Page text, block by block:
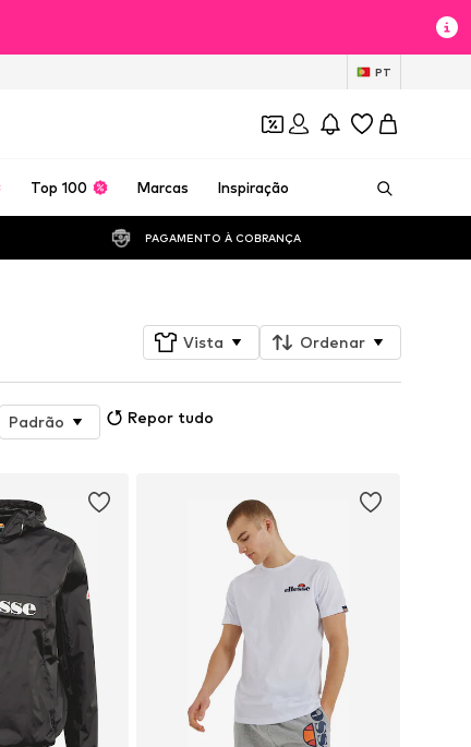
PT
Top 100 Marcas Inspiração
PAGAMENTO À COBRANÇA
Vista Ordenar
Padrão Repor tudo